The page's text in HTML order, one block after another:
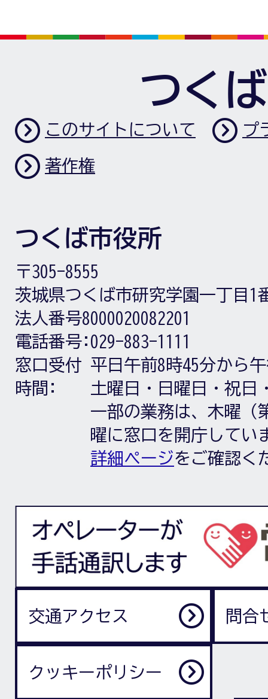
つく
このサイトについて プ
著作権
つくば市役所
〒305-8555
茨城県つくば市研究学園一丁目1
法人番号8000020082201
電話番号: 029-883-1111
窓口受付
時間:
平日午前8時45分から
土曜日・日曜日・祝日
一部の業務は、木曜（
曜に窓口を開庁してい
詳細ページをご確認く
交通アクセス 問合
クッキーポリシー